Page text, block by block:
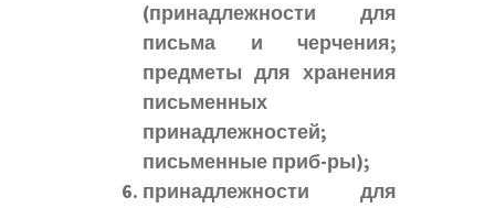
(принадлежности для
письма и черчения;
предметы для хранения
письменных
принадлежностей;
письменные приб-ры);
принадлежности для